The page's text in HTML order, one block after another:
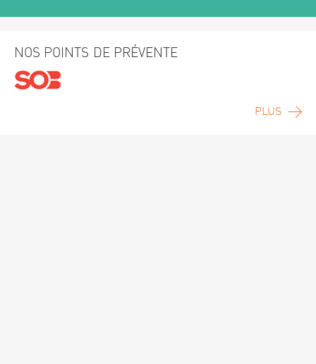
NOS POINTS DE PRÉVENTE
PLUS